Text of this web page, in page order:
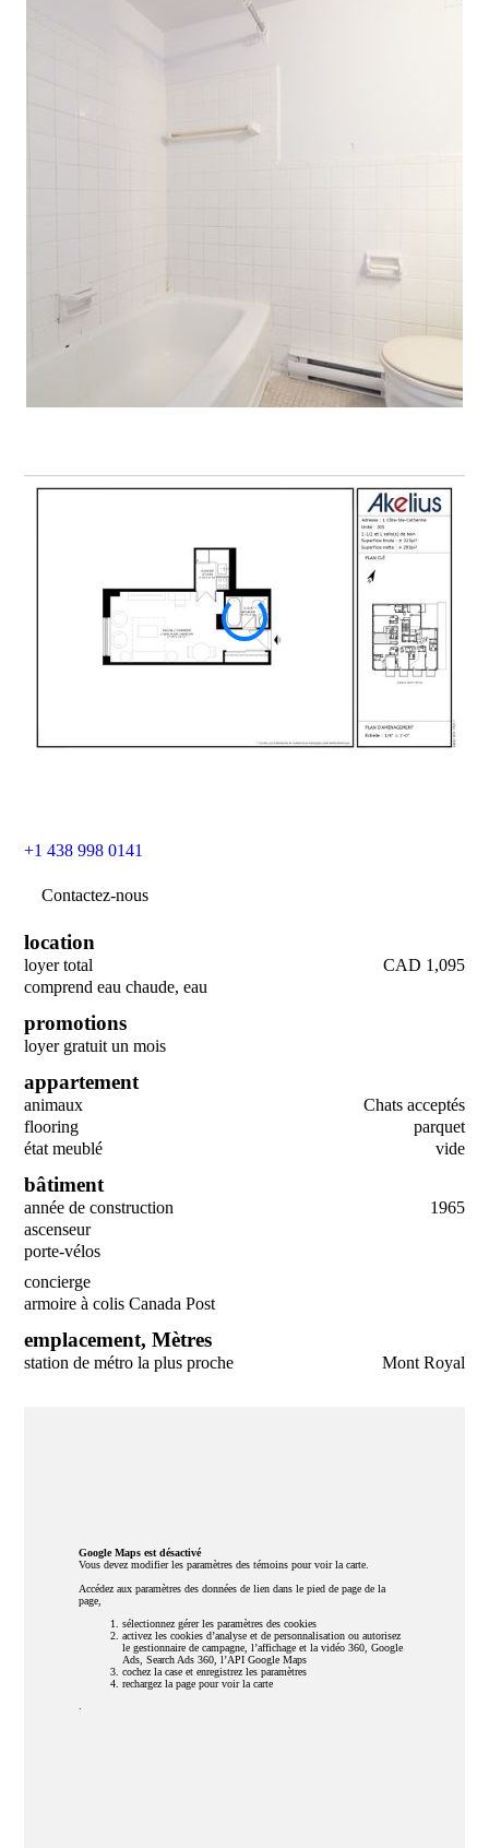
+1 438 998 0141
Contactez-nous
location
loyer total
CAD 1,095
comprend eau chaude, eau
promotions
loyer gratuit un mois
appartement
animaux
Chats acceptés
flooring
parquet
état meublé
vide
bâtiment
année de construction
1965
ascenseur
porte-vélos
concierge
armoire à colis Canada Post
emplacement,Mètres
station de métro la plus proche Mont Royal
Google Maps est désactivé
Vous devez modifier les paramètres des témoins pour voir la carte.
Accédez aux paramètres des données de lien dans le pied de page de la
page,
sélectionnez gérer les paramètres des cookies
activez les cookies d’analyse et de personnalisation ou autorisez
le gestionnaire de campagne, l’affichage et la vidéo 360, Google
Ads, Search Ads 360, l’API Google Maps
cochez la case et enregistrez les paramètres
rechargez la page pour voir la carte